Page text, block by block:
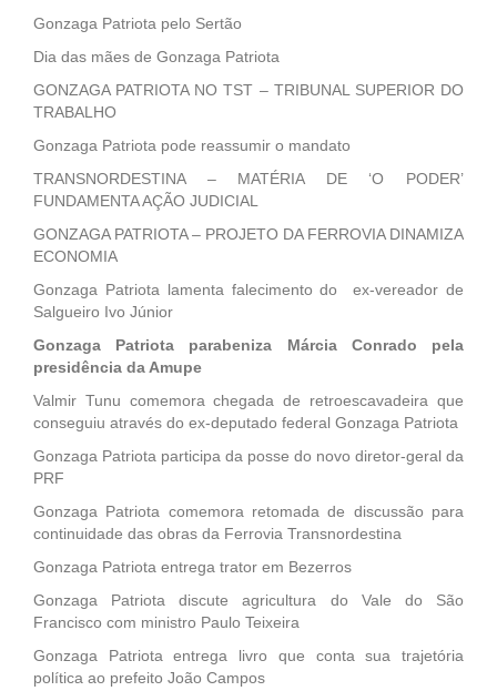
Gonzaga Patriota pelo Sertão
Dia das mães de Gonzaga Patriota
GONZAGA PATRIOTA NO TST – TRIBUNAL SUPERIOR DO
TRABALHO
Gonzaga Patriota pode reassumir o mandato
TRANSNORDESTINA – MATÉRIA DE ‘O PODER’
FUNDAMENTA AÇÃO JUDICIAL
GONZAGA PATRIOTA – PROJETO DA FERROVIA DINAMIZA
ECONOMIA
Gonzaga Patriota lamenta falecimento do ex-vereador de
Salgueiro Ivo Júnior
Gonzaga Patriota parabeniza Márcia Conrado pela
presidência da Amupe
Valmir Tunu comemora chegada de retroescavadeira que
conseguiu através do ex-deputado federal Gonzaga Patriota
Gonzaga Patriota participa da posse do novo diretor-geral da
PRF
Gonzaga Patriota comemora retomada de discussão para
continuidade das obras da Ferrovia Transnordestina
Gonzaga Patriota entrega trator em Bezerros
Gonzaga Patriota discute agricultura do Vale do São
Francisco com ministro Paulo Teixeira
Gonzaga Patriota entrega livro que conta sua trajetória
política ao prefeito João Campos